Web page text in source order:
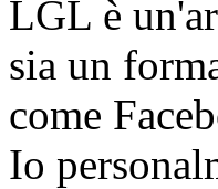
LGL è
sia un
come
Io